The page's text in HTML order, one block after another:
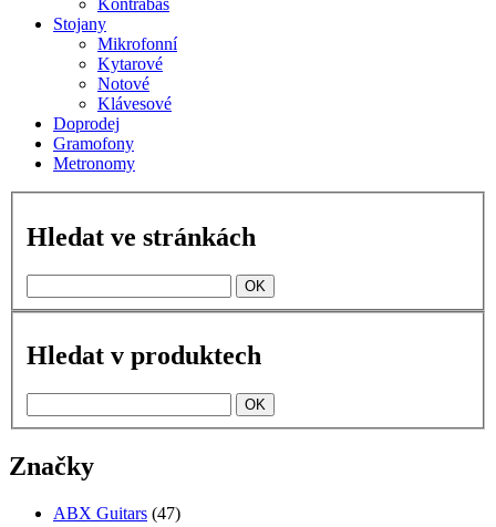
Kontrabas
Stojany
Mikrofonní
Kytarové
Notové
Klávesové
Doprodej
Gramofony
Metronomy
Hledat ve stránkách
Hledat v produktech
Značky
ABX Guitars (47)